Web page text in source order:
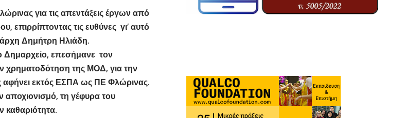
για τις απεντάξεις έργων από
επιρρίπτοντας τις ευθύνες γι’ αυτό
Δημήτρη Ηλιάδη.
Δημαρχείο, επεσήμανε τον
της ΜΟΔ, για την
εκτός ΕΣΠΑ ως ΠΕ Φλώρινας.
αποχιονισμό, τη γέφυρα του
καθαριότητα.